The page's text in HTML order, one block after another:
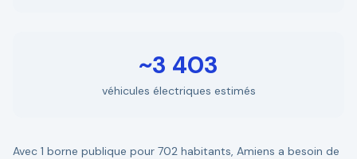
~3 403
véhicules électriques estimés
Avec 1 borne publique pour 702 habitants, Amiens a besoin de